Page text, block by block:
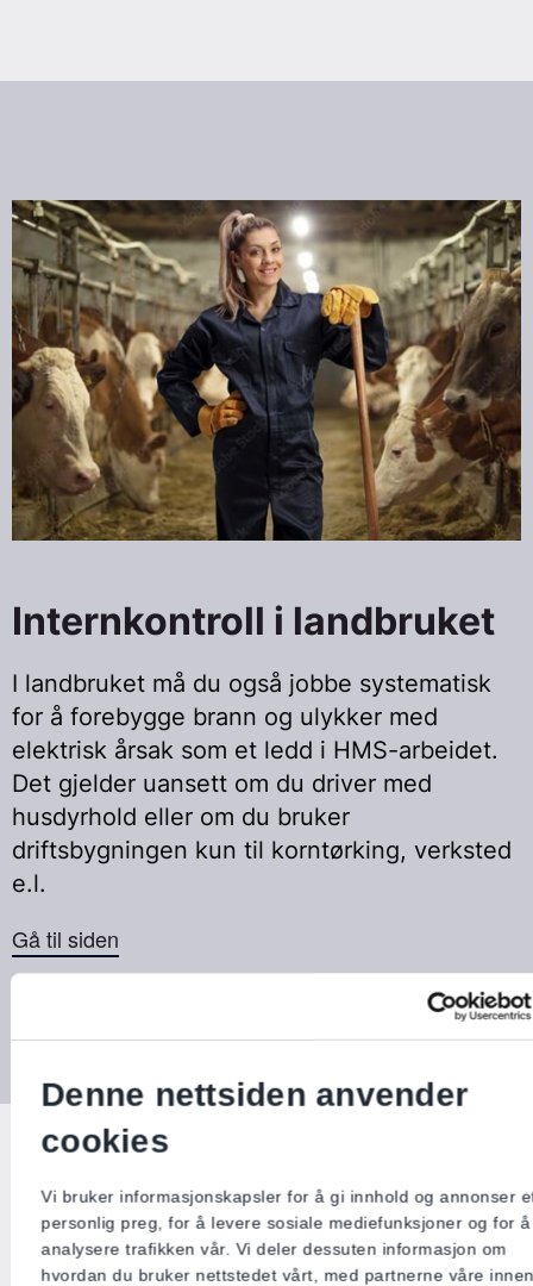
Denne nettsiden anvender
cookies
Vi bruker informasjonskapsler for å gi innhold og annonser
personlig preg, for å levere sosiale mediefunksjoner og for å
analysere trafikken vår. Vi deler dessuten informasjon om
hvordan du bruker nettstedet vårt, med partnerne våre innen
Internkontroll i landbruket
I landbruket må du også jobbe systematisk
for å forebygge brann og ulykker med
elektrisk årsak som et ledd i HMS-arbeidet.
Det gjelder uansett om du driver med
husdyrhold eller om du bruker
driftsbygningen kun til korntørking, verksted
e.l.
Gå til siden